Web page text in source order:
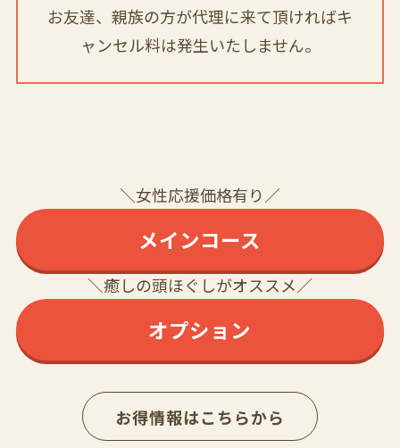
お友達、親族の方が代理に来て頂ければキ
ャンセル料は発生いたしません。
＼女性応援価格有り／
メインコース
＼癒しの頭ほぐしがオススメ／
オプション
お得情報はこちらから